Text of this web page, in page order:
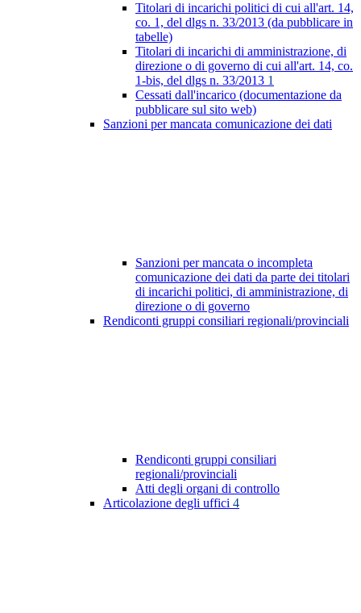
Titolari di incarichi politici di cui all'art. 14,
co. 1, del dlgs n. 33/2013 (da pubblicare in
tabelle)
Titolari di incarichi di amministrazione, di
direzione o di governo di cui all'art. 14, co.
1-bis, del dlgs n. 33/2013 1
Cessati dall'incarico (documentazione da
pubblicare sul sito web)
Sanzioni per mancata comunicazione dei dati
Sanzioni per mancata o incompleta
comunicazione dei dati da parte dei titolari
di incarichi politici, di amministrazione, di
direzione o di governo
Rendiconti gruppi consiliari regionali/provinciali
Rendiconti gruppi consiliari
regionali/provinciali
Atti degli organi di controllo
Articolazione degli uffici 4